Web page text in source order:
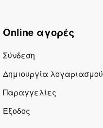
Online αγορές
Σύνδεση
Δημιουργία λογαριασμού
Παραγγελίες
Έξοδος